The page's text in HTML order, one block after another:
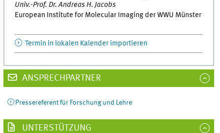
Univ.-Prof. Dr. Andreas H. Jacobs
European Institute for Molecular Imaging der WWU Münster
Termin in lokalen Kalender importieren
ANSPRECHPARTNER
Pressereferent für Forschung und Lehre
UNTERSTÜTZUNG